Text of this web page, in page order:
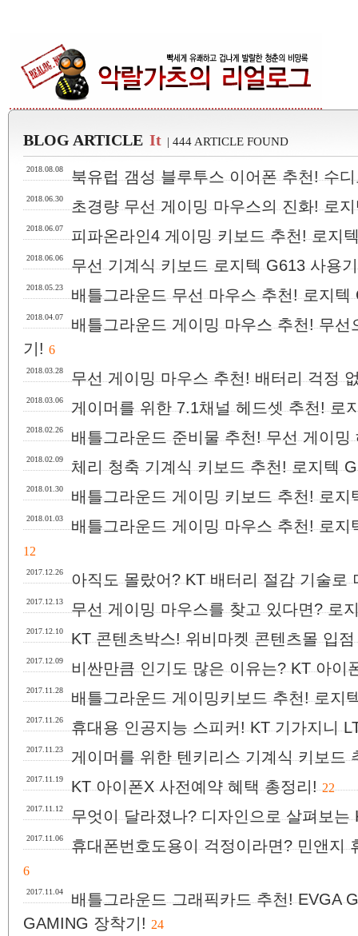
BLOG ARTICLE It | 444 ARTICLE FOUND
2018.08.08 북유럽 갬성 블루투스 이어폰 추천! 수
2018.06.30 초경량 무선 게이밍 마우스의 진화! 로
2018.06.07 피파온라인4 게이밍 키보드 추천! 로지
2018.06.06 무선 기계식 키보드 로지텍 G613 사용
2018.05.23 배틀그라운드 무선 마우스 추천! 로지텍
2018.04.07
배틀그라운드 게이밍 마우스 추천! 무
기! 6
2018.03.28 무선 게이밍 마우스 추천! 배터리 걱정
2018.03.06 게이머를 위한 7.1채널 헤드셋 추천! 로
2018.02.26 배틀그라운드 준비물 추천! 무선 게이밍
2018.02.09 체리 청축 기계식 키보드 추천! 로지텍
2018.01.30 배틀그라운드 게이밍 키보드 추천! 로지
2018.01.03 배틀그라운드 게이밍 마우스 추천! 로
12
2017.12.26 아직도 몰랐어? KT 배터리 절감 기술로
2017.12.13 무선 게이밍 마우스를 찾고 있다면? 로
2017.12.10 KT 콘텐츠박스! 위비마켓 콘텐츠몰 입
2017.12.09 비싼만큼 인기도 많은 이유는? KT 아이
2017.11.28 배틀그라운드 게이밍키보드 추천! 로지
2017.11.26 휴대용 인공지능 스피커! KT 기가지니
2017.11.23 게이머를 위한 텐키리스 기계식 키보드
2017.11.19 KT 아이폰X 사전예약 혜택 총정리! 22
2017.11.12 무엇이 달라졌나? 디자인으로 살펴보는
2017.11.06 휴대폰번호도용이 걱정이라면? 민앤지
6
2017.11.04
배틀그라운드 그래픽카드 추천! EVGA
GAMING 장착기! 24